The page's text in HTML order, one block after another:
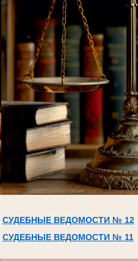
СУДЕБНЫЕ ВЕДОМОСТИ № 12
СУДЕБНЫЕ ВЕДОМОСТИ № 11